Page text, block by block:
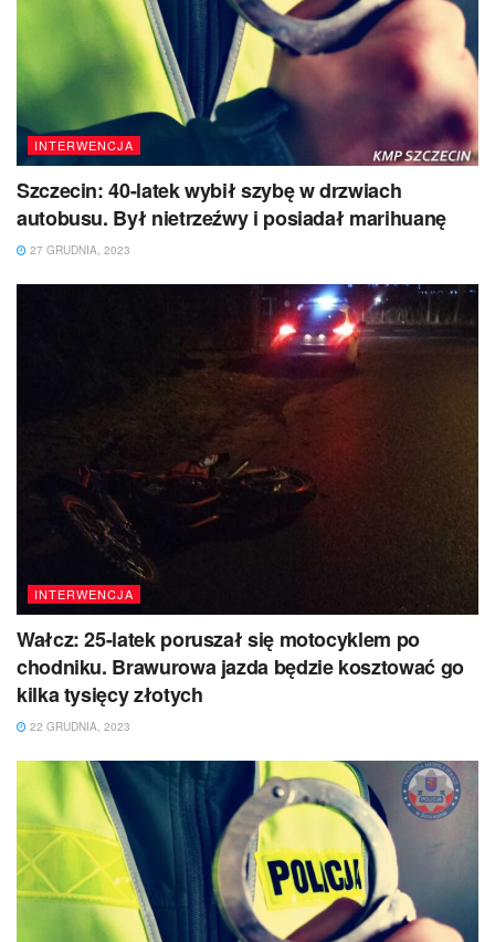
INTERWENCJA
Szczecin: 40-latek wybił szybę w drzwiach
autobusu. Był nietrzeźwy i posiadał marihuanę
27 GRUDNIA, 2023
INTERWENCJA
Wałcz: 25-latek poruszał się motocyklem po
chodniku. Brawurowa jazda będzie kosztować go
kilka tysięcy złotych
22 GRUDNIA, 2023